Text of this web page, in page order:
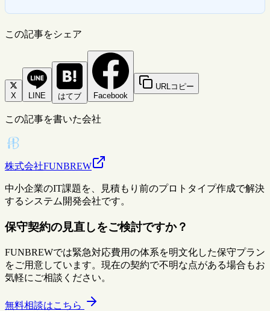
この記事をシェア
X LINE はてブ Facebook
URLコピー
この記事を書いた会社
株式会社FUNBREW
中小企業のIT課題を、見積もり前のプロトタイプ作成で解決
するシステム開発会社です。
保守契約の見直しをご検討ですか？
FUNBREWでは緊急対応費用の体系を明文化した保守プラン
をご用意しています。現在の契約で不明な点がある場合もお
気軽にご相談ください。
無料相談はこちら